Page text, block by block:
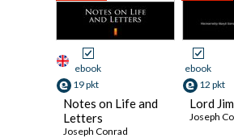
ebook
19 pkt
Notes on Life and
Letters
Joseph Conrad
ebook
12 pkt
Lord Jim
Joseph